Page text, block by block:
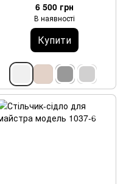
6 500 грн
В наявності
Купити